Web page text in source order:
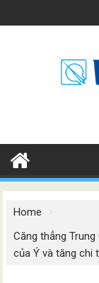
to
Home
Căng thẳng
của Ý và tăng chi